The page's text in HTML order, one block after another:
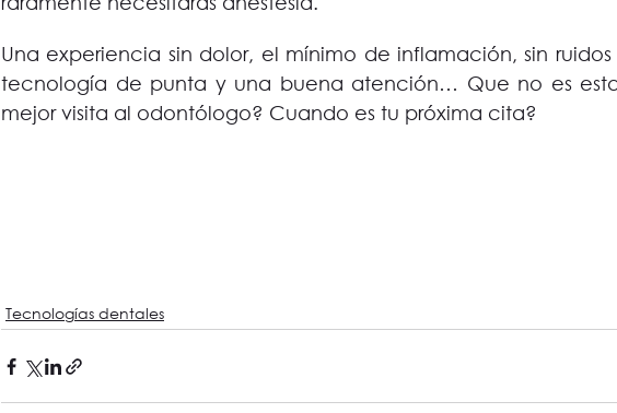
Una experiencia sin dolor, el mínimo de inflamación, sin
tecnología de punta y una buena atención… Que no es
mejor visita al odontólogo? Cuando es tu próxima cita?
Tecnologías dentales